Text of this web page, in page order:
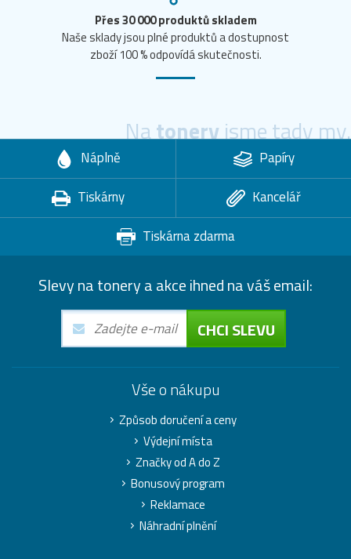
Přes 30 000 produktů skladem
Naše sklady jsou plné produktů a dostupnost
zboží 100 % odpovídá skutečnosti.
Natoneryjsme tady my.
Náplně
Papíry
Tiskárny
Kancelář
Tiskárna zdarma
Slevy na tonery a akce ihned na váš email:
CHCI SLEVU
Vše o nákupu
Způsob doručení a ceny
Výdejní místa
Značky od A do Z
Bonusový program
Reklamace
Náhradní plnění